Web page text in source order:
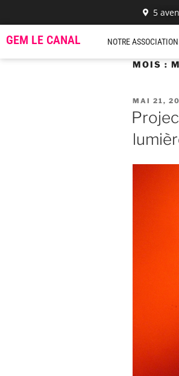
5
GEM LE CANAL NOTRE ASSOCIATION
MOIS :
MAI 21,